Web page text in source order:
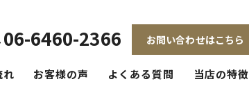
06-6460-2366 お問い合わせはこちら
れ お客様の声 よくある質問 当店の特徴